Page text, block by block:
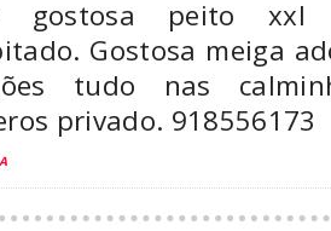
gostosa peito xxl
Gostosa meiga
tudo nas
privado. 918556173